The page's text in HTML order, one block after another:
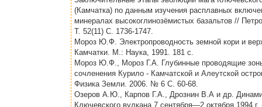
(Камчатка) по данным изучения расплавных
минералах высокоглинозёмистых базальтов //
Т. 52(11) С. 1736-1747.
Мороз Ю.Ф. Электропроводность земной кори и
Камчатки. М.: Наука, 1991. 181 с.
Мороз Ю.Ф., Мороз Г.А. Глубинные проводящие
сочленения Курило - Камчатской и Алеутской
Физика Земли. 2006. № 6 С. 60-68.
Озеров А.Ю., Карпов Г.А., Дрознин В.А и др.
Ключевского вулкана 7 сентября—2 октября 1994